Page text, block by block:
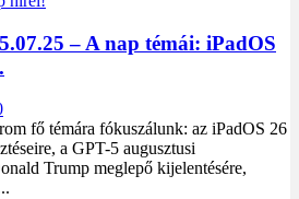
– A nap témái: iPadOS
fő témára fókuszálunk: az iPadOS 26
a GPT-5 augusztusi
Trump meglepő kijelentésére,